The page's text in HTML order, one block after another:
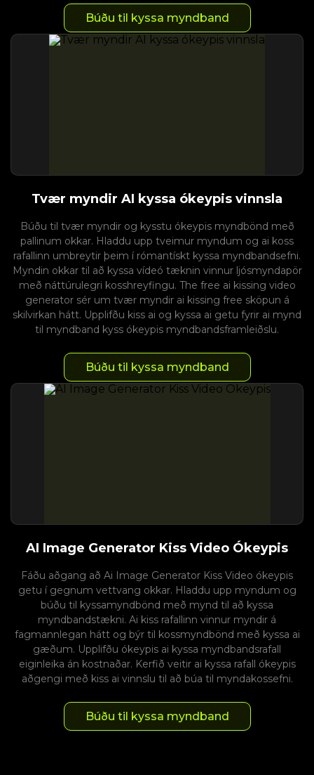
Búðu til kyssa myndband
Tvær myndir AI kyssa ókeypis vinnsla
Búðu til tvær myndir og kysstu ókeypis myndbönd með
pallinum okkar. Hladdu upp tveimur myndum og ai koss
rafallinn umbreytir þeim í rómantískt kyssa myndbandsefni.
Myndin okkar til að kyssa vídeó tæknin vinnur ljósmyndapör
með náttúrulegri kosshreyfingu. The free ai kissing video
generator sér um tvær myndir ai kissing free sköpun á
skilvirkan hátt. Upplifðu kiss ai og kyssa ai getu fyrir ai mynd
til myndband kyss ókeypis myndbandsframleiðslu.
Búðu til kyssa myndband
AI Image Generator Kiss Video Ókeypis
Fáðu aðgang að Ai Image Generator Kiss Video ókeypis
getu í gegnum vettvang okkar. Hladdu upp myndum og
búðu til kyssamyndbönd með mynd til að kyssa
myndbandstækni. Ai kiss rafallinn vinnur myndir á
fagmannlegan hátt og býr til kossmyndbönd með kyssa ai
gæðum. Upplifðu ókeypis ai kyssa myndbandsrafall
eiginleika án kostnaðar. Kerfið veitir ai kyssa rafall ókeypis
aðgengi með kiss ai vinnslu til að búa til myndakossefni.
Búðu til kyssa myndband